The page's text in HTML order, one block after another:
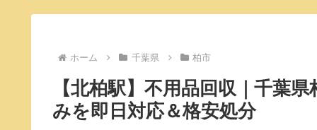
ホーム 千葉県 柏市
【北柏駅】不用品回収｜千葉
みを即日対応＆格安処分